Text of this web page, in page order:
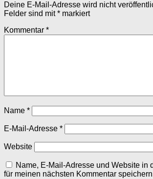
Deine E-Mail-Adresse wird nicht
Felder sind mit* markiert
Kommentar *
Name *
E-Mail-Adresse *
Website
Name, E-Mail-Adresse und Website in
für meinen nächsten Kommentar